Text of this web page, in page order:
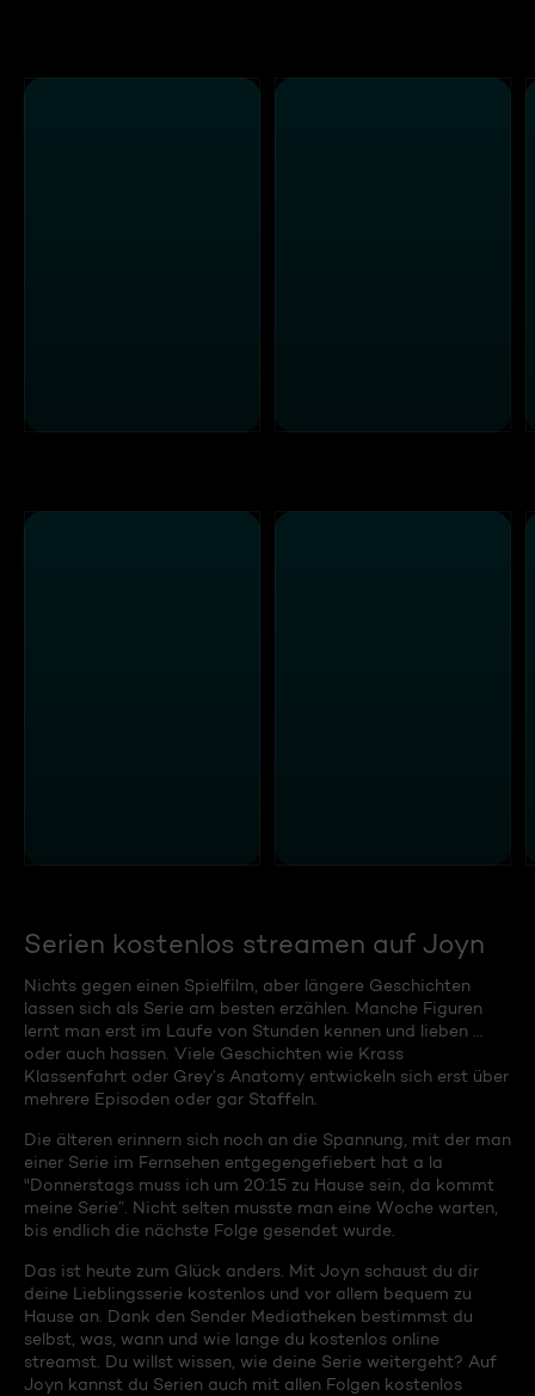
Serien kostenlos streamen auf Joyn
Nichts gegen einen Spielfilm, aber längere Geschichten
lassen sich als Serie am besten erzählen. Manche Figuren
lernt man erst im Laufe von Stunden kennen und lieben …
oder auch hassen. Viele Geschichten wie Krass
Klassenfahrt oder Grey’s Anatomy entwickeln sich erst über
mehrere Episoden oder gar Staffeln.
Die älteren erinnern sich noch an die Spannung, mit der man
einer Serie im Fernsehen entgegengefiebert hat a la
"Donnerstags muss ich um 20:15 zu Hause sein, da kommt
meine Serie”. Nicht selten musste man eine Woche warten,
bis endlich die nächste Folge gesendet wurde.
Das ist heute zum Glück anders. Mit Joyn schaust du dir
deine Lieblingsserie kostenlos und vor allem bequem zu
Hause an. Dank den Sender Mediatheken bestimmst du
selbst, was, wann und wie lange du kostenlos online
streamst. Du willst wissen, wie deine Serie weitergeht? Auf
Joyn kannst du Serien auch mit allen Folgen kostenlos